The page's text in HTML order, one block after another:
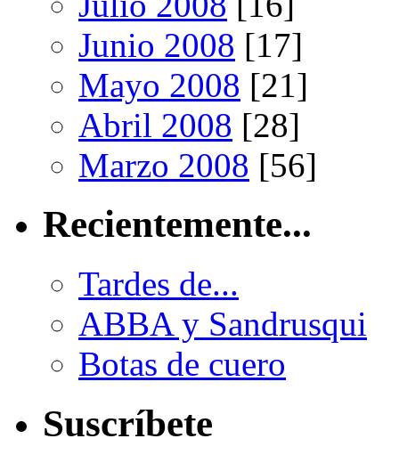
Junio 2008 [17]
Mayo 2008 [21]
Abril 2008 [28]
Marzo 2008 [56]
Recientemente...
Tardes de...
ABBA y Sandrusqui
Botas de cuero
Suscríbete